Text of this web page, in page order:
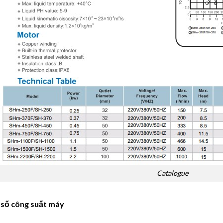
Catalogue
công suất máy